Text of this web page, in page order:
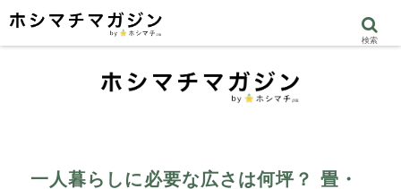
一人暮らしに必要な広さは何坪？ 畳・
検索